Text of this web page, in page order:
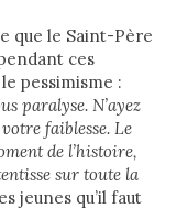
que le Saint-Père
ces
pessimisme :
paralyse. N’ayez
faiblesse. Le
de l’histoire,
sur toute la
jeunes qu’il faut